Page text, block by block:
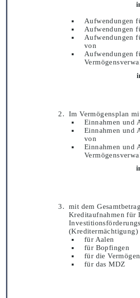
Aufwendungen
Aufwendungen
Aufwendungen
von
Aufwendungen
Vermö
Im Vermögensplan
Einnahmen und
Einnahmen und
von
Einnahmen und
Vermö
mit dem
Kreditaufnahmen für
Investitionsfö
(Kreditermächtigung)
für Aalen
für Bopfingen
für die Vermö
für das MDZ